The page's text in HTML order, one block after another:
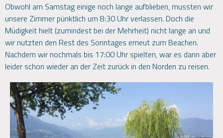
Obwohl am Samstag einige noch lange aufblieben, mussten wir
unsere Zimmer pünktlich um 8:30 Uhr verlassen. Doch die
Müdigkeit hielt (zumindest bei der Mehrheit) nicht lange an und
wir nutzten den Rest des Sonntages erneut zum Beachen.
Nachdem wir nochmals bis 17:00 Uhr spielten, war es dann aber
leider schon wieder an der Zeit zurück in den Norden zu reisen.